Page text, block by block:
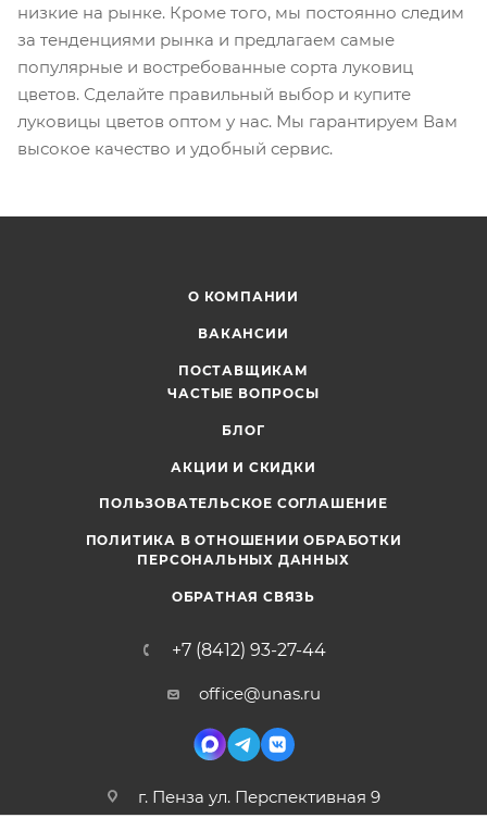
низкие на рынке. Кроме того, мы постоянно следим
за тенденциями рынка и предлагаем самые
популярные и востребованные сорта луковиц
цветов. Сделайте правильный выбор и купите
луковицы цветов оптом у нас. Мы гарантируем Вам
высокое качество и удобный сервис.
О КОМПАНИИ
ВАКАНСИИ
ПОСТАВЩИКАМ
ЧАСТЫЕ ВОПРОСЫ
БЛОГ
АКЦИИ И СКИДКИ
ПОЛЬЗОВАТЕЛЬСКОЕ СОГЛАШЕНИЕ
ПОЛИТИКА В ОТНОШЕНИИ ОБРАБОТКИ
ПЕРСОНАЛЬНЫХ ДАННЫХ
ОБРАТНАЯ СВЯЗЬ
+7 (8412) 93-27-44
office@unas.ru
г. Пенза ул. Перспективная 9